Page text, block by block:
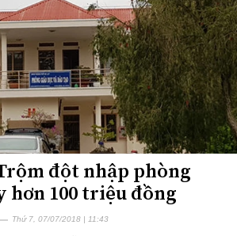
đột nhập phòng
hơn 100 triệu đồng
Thứ 7, 07/07/2018 | 11:43